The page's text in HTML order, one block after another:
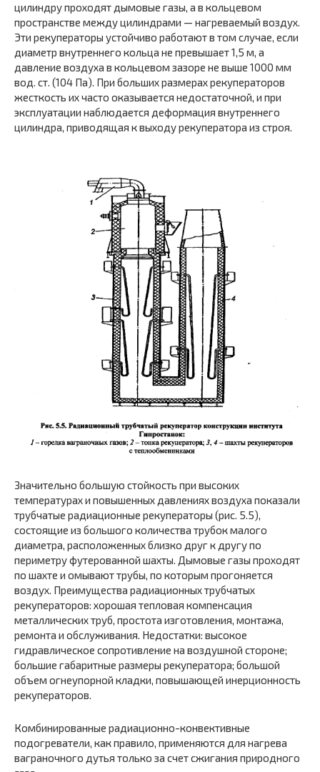
цилиндру проходят дымовые газы, а в кольцевом
пространстве между цилиндрами — нагреваемый воздух.
Эти рекуператоры устойчиво работают в том случае, если
диаметр внутреннего кольца не превышает 1,5 м, а
давление воздуха в кольцевом зазоре не выше 1000 мм
вод. ст. (104 Па). При больших размерах рекуператоров
жесткость их часто оказывается недостаточной, и при
эксплуатации наблюдается деформация внутреннего
цилиндра, приводящая к выходу рекуператора из строя.
Значительно большую стойкость при высоких
температурах и повышенных давлениях воздуха показали
трубчатые радиационные рекуператоры (рис. 5.5),
состоящие из большого количества трубок малого
диаметра, расположенных близко друг к другу по
периметру футерованной шахты. Дымовые газы проходят
по шахте и омывают трубы, по которым прогоняется
воздух. Преимущества радиационных трубчатых
рекуператоров: хорошая тепловая компенсация
металлических труб, простота изготовления, монтажа,
ремонта и обслуживания. Недостатки: высокое
гидравлическое сопротивление на воздушной стороне;
большие габаритные размеры рекуператора; большой
объем огнеупорной кладки, повышающей инерционность
рекуператоров.
Комбинированные радиационно-конвективные
подогреватели, как правило, применяются для нагрева
ваграночного дутья только за счет сжигания природного